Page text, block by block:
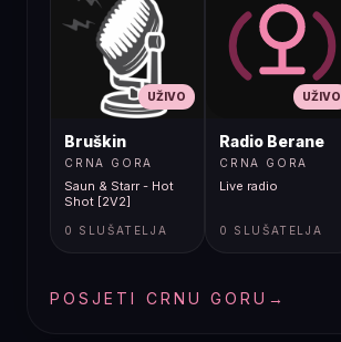
UŽIVO
Bruškin
CRNA GORA
Saun & Starr - Hot
Shot [2V2]
0 SLUŠATELJA
UŽIVO
Radio Berane
CRNA GORA
Live radio
0 SLUŠATELJA
POSJETI CRNU GORU →